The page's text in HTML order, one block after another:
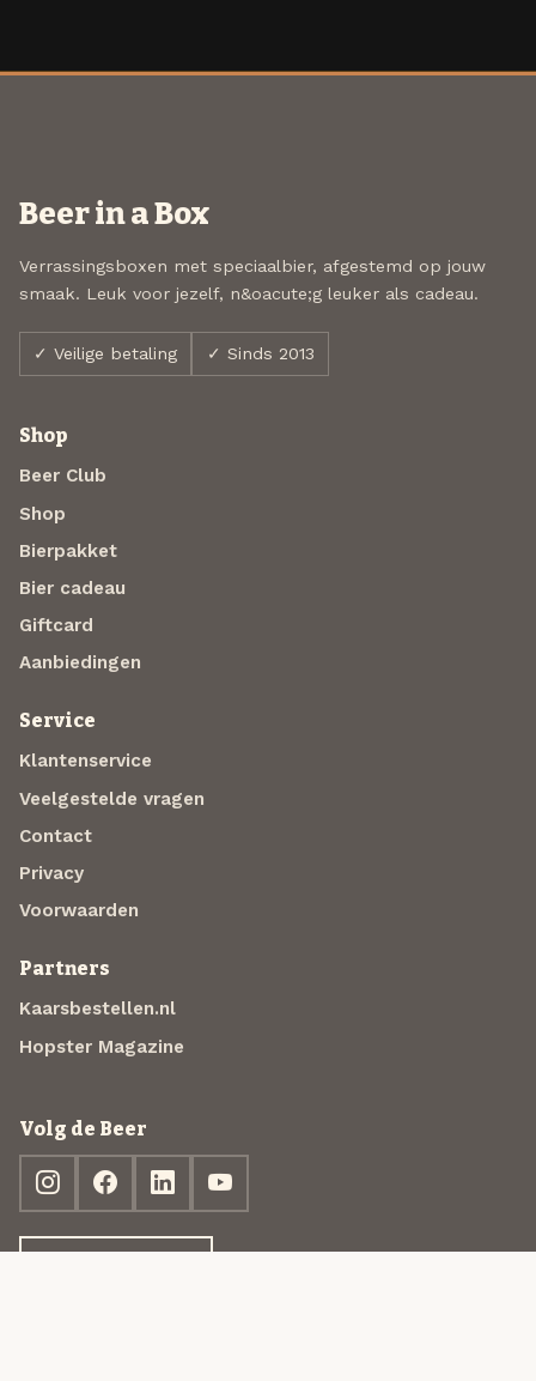
Beer in a Box
Verrassingsboxen met speciaalbier, afgestemd op jouw
smaak. Leuk voor jezelf, n&oacute;g leuker als cadeau.
✓ Veilige betaling ✓ Sinds 2013
Shop
Beer Club
Shop
Bierpakket
Bier cadeau
Giftcard
Aanbiedingen
Service
Klantenservice
Veelgestelde vragen
Contact
Privacy
Voorwaarden
Partners
Kaarsbestellen.nl
Hopster Magazine
Volg de Beer